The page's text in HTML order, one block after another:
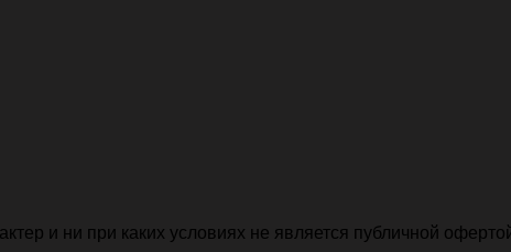
и ни при каких условиях не является публичной